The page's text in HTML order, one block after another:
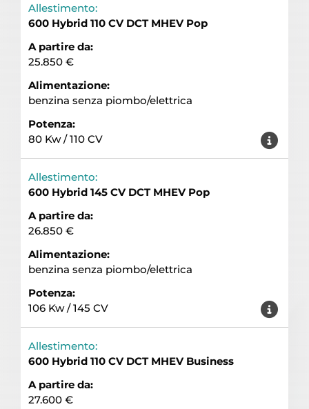
Allestimento:
600 Hybrid 110 CV DCT MHEV Pop
A partire da:
25.850 €
Alimentazione:
benzina senza piombo/elettrica
Potenza:
80 Kw / 110 CV
Allestimento:
600 Hybrid 145 CV DCT MHEV Pop
A partire da:
26.850 €
Alimentazione:
benzina senza piombo/elettrica
Potenza:
106 Kw / 145 CV
Allestimento:
600 Hybrid 110 CV DCT MHEV Business
A partire da:
27.600 €